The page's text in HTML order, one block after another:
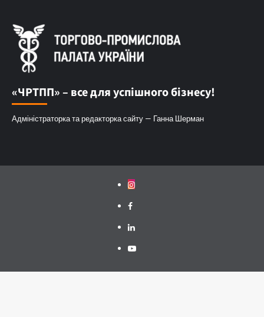
«ЧРТПП» – все для успішного бізнесу!
Адміністраторка та редакторка сайту — Ганна Шерман